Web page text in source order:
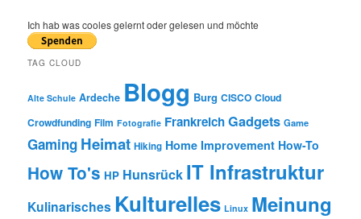
r
c
h
Ich hab was cooles gelernt oder gelesen und möchte
TAG CLOUD
Alte Schule Ardeche Blogg Burg CISCO Cloud
Crowdfunding Film Fotografie FrankreichGadgets Game
Gaming Heimat Hiking Home Improvement How-To
How To's HP Hunsrück IT Infrastruktur
Kulinarisches Kulturelles Linux Meinung